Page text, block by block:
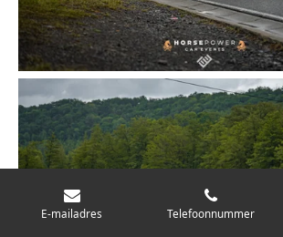
E-mailadres Telefoonnummer